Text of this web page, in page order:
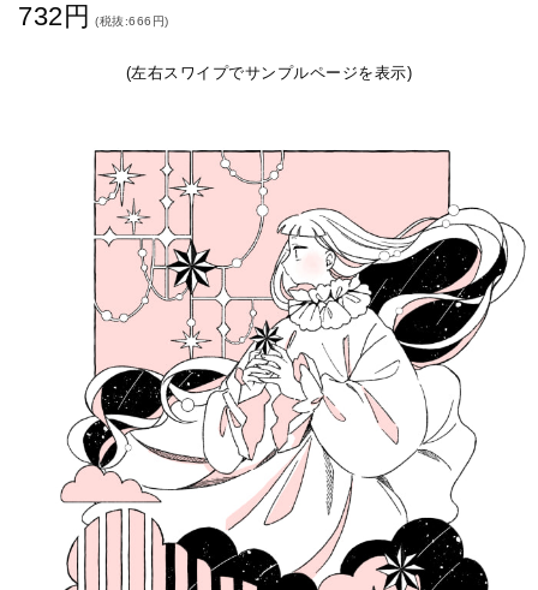
732円 (税抜:666円)
(左右スワイプでサンプルページを表示)